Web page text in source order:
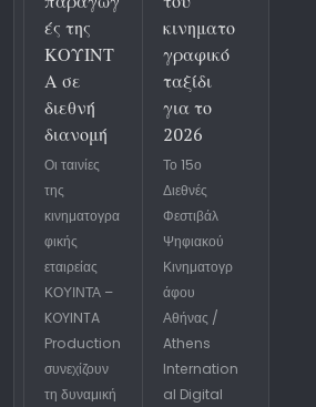
ές της
ΚΟΥΙΝΤ
Α σε
διεθνή
διανομή
Οι ταινίες
της
κινηματογρα
φικής
εταιρείας
ΚΟΥΙΝΤΑ –
KOYINTA
Production
συνεχίζουν
τη δυναμική
κινηματο
γραφικό
ταξίδι
για το
2026
Το 15ο
Διεθνές
Φεστιβάλ
Ψηφιακού
Κινηματογρ
άφου
Αθήνας /
Athens
Internation
al Digital